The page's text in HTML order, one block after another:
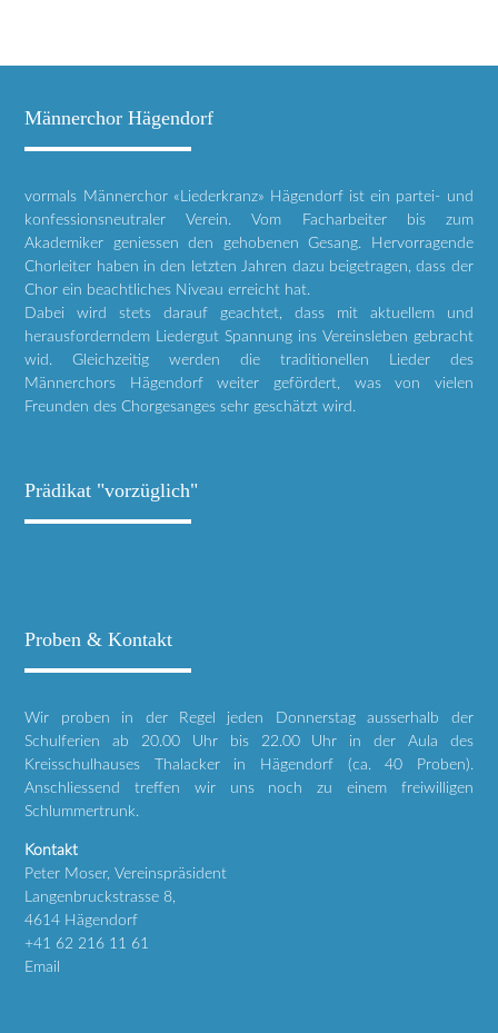
Männerchor Hägendorf
vormals Männerchor «Liederkranz» Hägendorf ist ein partei- und
konfessionsneutraler Verein. Vom Facharbeiter bis zum
Akademiker geniessen den gehobenen Gesang. Hervorragende
Chorleiter haben in den letzten Jahren dazu beigetragen, dass der
Chor ein beachtliches Niveau erreicht hat.
Dabei wird stets darauf geachtet, dass mit aktuellem und
herausforderndem Liedergut Spannung ins Vereinsleben gebracht
wid. Gleichzeitig werden die traditionellen Lieder des
Männerchors Hägendorf weiter gefördert, was von vielen
Freunden des Chorgesanges sehr geschätzt wird.
Prädikat "vorzüglich"
Proben & Kontakt
Wir proben in der Regel jeden Donnerstag ausserhalb der
Schulferien ab 20.00 Uhr bis 22.00 Uhr in der Aula des
Kreisschulhauses Thalacker in Hägendorf (ca. 40 Proben).
Anschliessend treffen wir uns noch zu einem freiwilligen
Schlummertrunk.
Kontakt
Peter Moser, Vereinspräsident
Langenbruckstrasse 8,
4614 Hägendorf
+41 62 216 11 61
Email